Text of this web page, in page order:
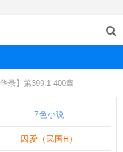
录】第399.1-400章
7色小说
囚爱（民国H）